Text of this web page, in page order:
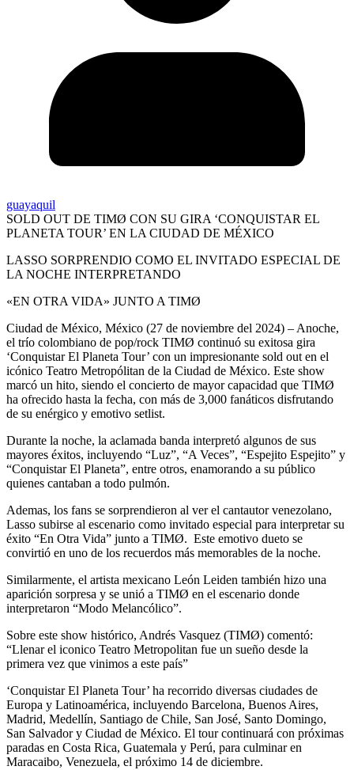
guayaquil
SOLD OUT DE TIMØ CON SU GIRA ‘CONQUISTAR EL
PLANETA TOUR’ EN LA CIUDAD DE MÉXICO
LASSO SORPRENDIO COMO EL INVITADO ESPECIAL DE
LA NOCHE INTERPRETANDO
«EN OTRA VIDA» JUNTO A TIMØ
Ciudad de México, México (27 de noviembre del 2024) – Anoche,
el trío colombiano de pop/rock TIMØ continuó su exitosa gira
‘Conquistar El Planeta Tour’ con un impresionante sold out en el
icónico Teatro Metropólitan de la Ciudad de México. Este show
marcó un hito, siendo el concierto de mayor capacidad que TIMØ
ha ofrecido hasta la fecha, con más de 3,000 fanáticos disfrutando
de su enérgico y emotivo setlist.
Durante la noche, la aclamada banda interpretó algunos de sus
mayores éxitos, incluyendo “Luz”, “A Veces”, “Espejito Espejito” y
“Conquistar El Planeta”, entre otros, enamorando a su público
quienes cantaban a todo pulmón.
Ademas, los fans se sorprendieron al ver el cantautor venezolano,
Lasso subirse al escenario como invitado especial para interpretar su
éxito “En Otra Vida” junto a TIMØ. Este emotivo dueto se
convirtió en uno de los recuerdos más memorables de la noche.
Similarmente, el artista mexicano León Leiden también hizo una
aparición sorpresa y se unió a TIMØ en el escenario donde
interpretaron “Modo Melancólico”.
Sobre este show histórico, Andrés Vasquez (TIMØ) comentó:
“Llenar el iconico Teatro Metropolitan fue un sueño desde la
primera vez que vinimos a este país”
‘Conquistar El Planeta Tour’ ha recorrido diversas ciudades de
Europa y Latinoamérica, incluyendo Barcelona, Buenos Aires,
Madrid, Medellín, Santiago de Chile, San José, Santo Domingo,
San Salvador y Ciudad de México. El tour continuará con próximas
paradas en Costa Rica, Guatemala y Perú, para culminar en
Maracaibo, Venezuela, el próximo 14 de diciembre.